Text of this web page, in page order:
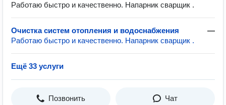
Работаю быстро и качественно. Напарник сварщик .
Очистка систем отопления и водоснабжения
—
Работаю быстро и качественно. Напарник сварщик .
Ещё 33 услуги
Позвонить Чат